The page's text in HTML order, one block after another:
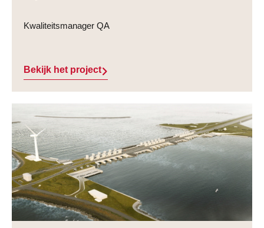
Kwaliteitsmanager QA
Bekijk het project